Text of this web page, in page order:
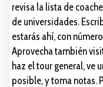
revisa la lista de
de universidades.
estarás ahí, con
Aprovecha también
haz el tour general, ve
posible, y toma notas.